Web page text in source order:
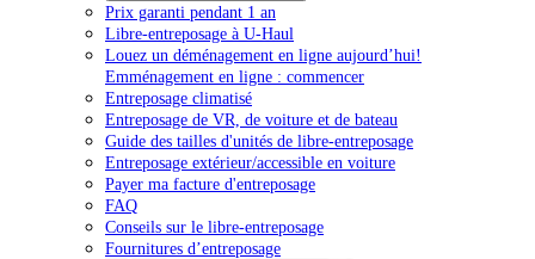
Prix garanti pendant 1 an
Libre-entreposage à U-Haul
Louez un déménagement en ligne aujourd’hui!
Emménagement en ligne : commencer
Entreposage climatisé
Entreposage de VR, de voiture et de bateau
Guide des tailles d'unités de libre-entreposage
Entreposage extérieur/accessible en voiture
Payer ma facture d'entreposage
FAQ
Conseils sur le libre-entreposage
Fournitures d’entreposage